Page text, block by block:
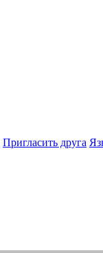
Пригласить друга